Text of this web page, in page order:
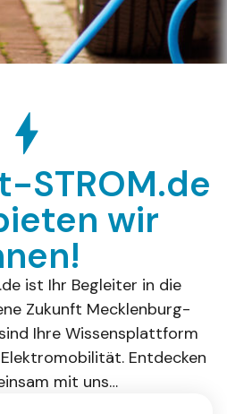
STROM.de
wir
ist Ihr Begleiter in die
Zukunft Mecklenburg-
Ihre Wissensplattform
Entdecken
mit uns…